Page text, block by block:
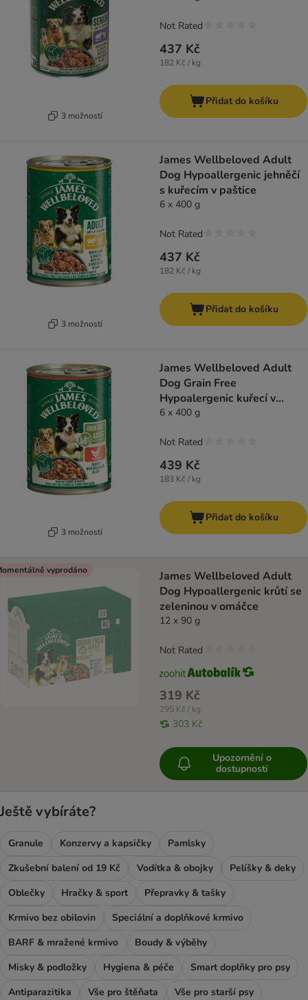
3 možností
437 Kč
182 Kč / kg
Not Rated
Přidat do košíku
3 možností
James Wellbeloved Adult
Dog Hypoallergenic jehněčí
s kuřecím v paštice
6 x 400 g
437 Kč
182 Kč / kg
Not Rated
Přidat do košíku
3 možností
James Wellbeloved Adult
Dog Grain Free
Hypoalergenic kuřecí v
paštice
6 x 400 g
439 Kč
183 Kč / kg
Not Rated
Přidat do košíku
vyprodáno
James Wellbeloved Adult
Dog Hypoallergenic krůtí se
zeleninou v omáčce
12 x 90 g
319 Kč
295 Kč / kg
303 Kč
Not Rated
Upozornění o
dostupnosti
Ještě vybíráte?
Granule Konzervy a kapsičky
Pamlsky
Zkušební balení od 19 Kč
Vodítka & obojky
Pelíšky & deky
Oblečky
Hračky & sport
Přepravky & tašky
Krmivo bez obilovin
Speciální a doplňkové krmivo
BARF & mražené krmivo
Boudy & výběhy
Misky & podložky
Hygiena & péče
Smart doplňky pro psy
Antiparazitika
Vše pro štěňata
Vše pro starší psy